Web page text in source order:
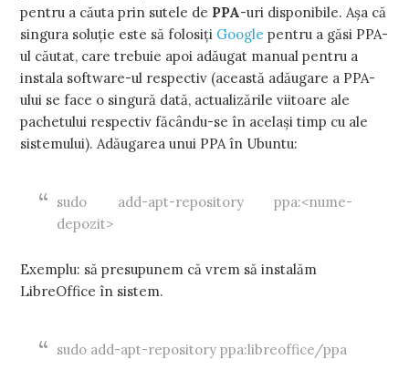
pentru a căuta prin sutele de PPA-uri disponibile. Așa că
singura soluție este să folosiți Google pentru a găsi PPA-
ul căutat, care trebuie apoi adăugat manual pentru a
instala software-ul respectiv (această adăugare a PPA-
ului se face o singură dată, actualizările viitoare ale
pachetului respectiv făcându-se în același timp cu ale
sistemului). Adăugarea unui PPA în Ubuntu:
sudo add-apt-repository ppa:<nume-
depozit>
Exemplu: să presupunem că vrem să instalăm
LibreOffice în sistem.
sudo add-apt-repository ppa:libreoffice/ppa